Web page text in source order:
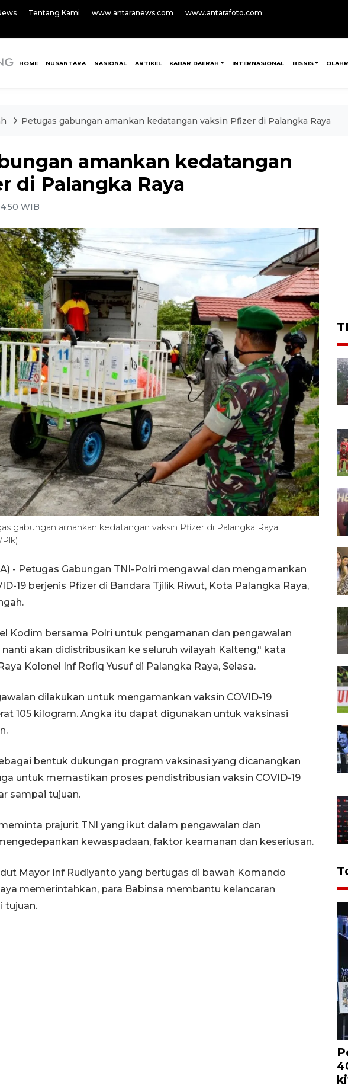
Tentang Kami www.antaranews.com
www.antarafoto.com
HOME NUSANTARA NASIONAL ARTIKEL KABAR DAERAH INTERNASIONAL BISNIS
Petugas gabungan amankan kedatangan vaksin Pfizer di Palangka Raya
amankan kedatangan
di Palangka Raya
WIB
gabungan amankan kedatangan vaksin Pfizer di Palangka Raya.
- Petugas Gabungan TNI-Polri mengawal dan mengamankan
19 berjenis Pfizer di Bandara Tjilik Riwut, Kota Palangka Raya,
Kodim bersama Polri untuk pengamanan dan pengawalan
nanti akan didistribusikan ke seluruh wilayah Kalteng," kata
Kolonel Inf Rofiq Yusuf di Palangka Raya, Selasa.
dilakukan untuk mengamankan vaksin COVID-19
105 kilogram. Angka itu dapat digunakan untuk vaksinasi
bentuk dukungan program vaksinasi yang dicanangkan
untuk memastikan proses pendistribusian vaksin COVID-19
sampai tujuan.
prajurit TNI yang ikut dalam pengawalan dan
kewaspadaan, faktor keamanan dan keseriusan.
Mayor Inf Rudiyanto yang bertugas di bawah Komando
memerintahkan, para Babinsa membantu kelancaran
tujuan.